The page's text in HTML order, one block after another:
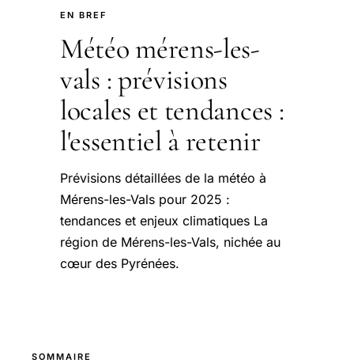
EN BREF
Météo mérens-les-
vals : prévisions
locales et tendances :
l'essentiel à retenir
Prévisions détaillées de la météo à
Mérens-les-Vals pour 2025 :
tendances et enjeux climatiques La
région de Mérens-les-Vals, nichée au
cœur des Pyrénées.
SOMMAIRE